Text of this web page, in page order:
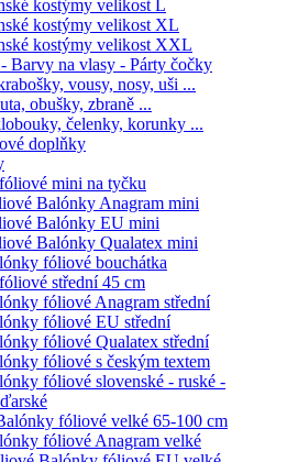
kostýmy velikost L
kostýmy velikost XL
kostýmy velikost XXL
Barvy na vlasy - Párty čočky
vousy, nosy, uši ...
obušky, zbraně ...
čelenky, korunky ...
doplňky
mini na tyčku
Balónky Anagram mini
Balónky EU mini
Balónky Qualatex mini
fóliové bouchátka
střední 45 cm
fóliové Anagram střední
fóliové EU střední
fóliové Qualatex střední
fóliové s českým textem
fóliové slovenské - ruské -
fóliové velké 65-100 cm
fóliové Anagram velké